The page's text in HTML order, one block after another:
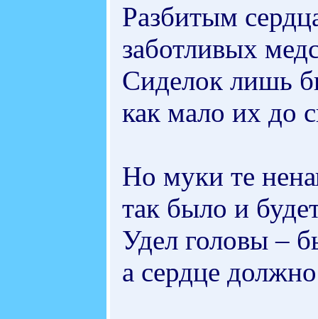
Разбитым
заботливых
Сиделок лишь
как мало их до
Но муки те
так было и
Удел головы –
а сердце